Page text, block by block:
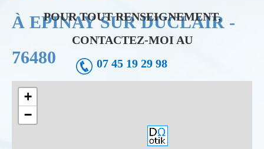
À EPINAY SUR DUCLAIR -
76480
POUR TOUT RENSEIGNEMENT,
CONTACTEZ-MOI AU
07 45 19 29 98
+
−